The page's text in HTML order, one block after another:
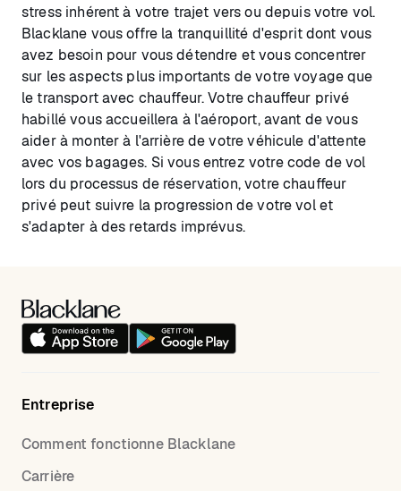
stress inhérent à votre trajet vers ou depuis votre vol.
Blacklane vous offre la tranquillité d'esprit dont vous
avez besoin pour vous détendre et vous concentrer
sur les aspects plus importants de votre voyage que
le transport avec chauffeur. Votre chauffeur privé
habillé vous accueillera à l'aéroport, avant de vous
aider à monter à l'arrière de votre véhicule d'attente
avec vos bagages. Si vous entrez votre code de vol
lors du processus de réservation, votre chauffeur
privé peut suivre la progression de votre vol et
s'adapter à des retards imprévus.
Entreprise
Comment fonctionne Blacklane
Carrière